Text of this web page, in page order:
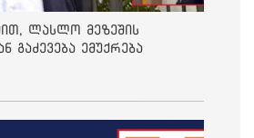
ლასლო მეზეშის
გაძევება ემუქრება